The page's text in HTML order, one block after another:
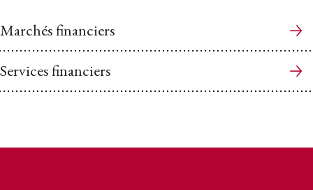
Marchés financiers
Services financiers